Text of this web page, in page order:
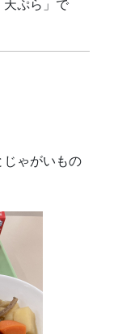
天ぷら」で
じゃがいもの